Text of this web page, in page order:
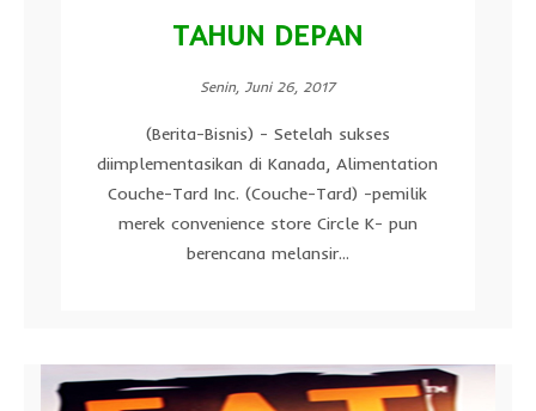
TAHUN DEPAN
Senin, Juni 26, 2017
(Berita-Bisnis) - Setelah sukses
diimplementasikan di Kanada, Alimentation
Couche-Tard Inc. (Couche-Tard) -pemilik
merek convenience store Circle K- pun
berencana melansir...